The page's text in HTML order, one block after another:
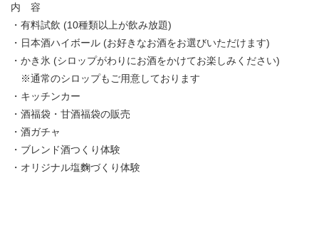
内 容
・有料試飲 (10種類以上が飲み放題)
・日本酒ハイボール (お好きなお酒をお選びいただけます)
・かき氷 (シロップがわりにお酒をかけてお楽しみください)
※通常のシロップもご用意しております
・キッチンカー
・酒福袋・甘酒福袋の販売
・酒ガチャ
・ブレンド酒つくり体験
・オリジナル塩麴づくり体験